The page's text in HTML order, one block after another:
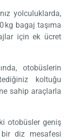
yolculuklarda,
kg bagaj taşıma
için ek ücret
otobüslerin
koltuğu
sahip araçlarla
otobüsler geniş
diz mesafesi